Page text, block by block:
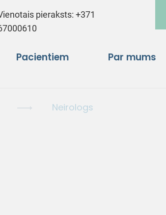
pieraksts:+371
Pacientiem Par mums
Neirologs